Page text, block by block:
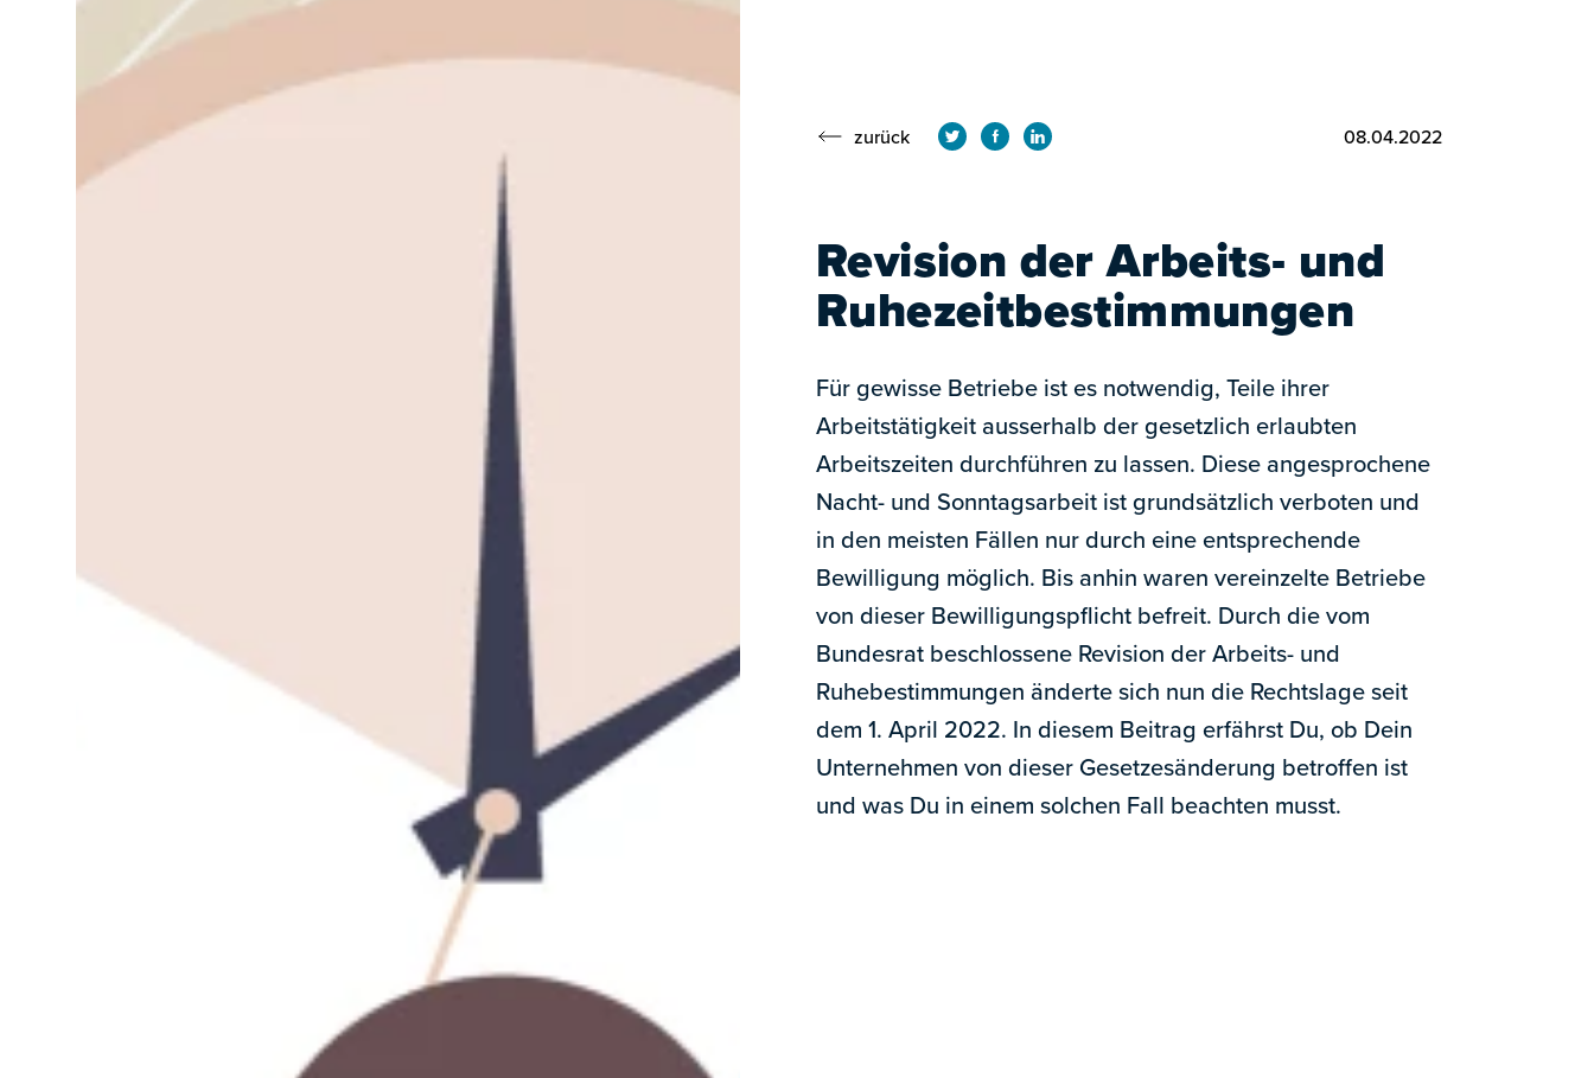
zurück 08.04.2022
Revision der Arbeits- und
Ruhezeitbestimmungen
Für gewisse Betriebe ist es notwendig, Teile ihrer
Arbeitstätigkeit ausserhalb der gesetzlich erlaubten
Arbeitszeiten durchführen zu lassen. Diese angesprochene
Nacht- und Sonntagsarbeit ist grundsätzlich verboten und
in den meisten Fällen nur durch eine entsprechende
Bewilligung möglich. Bis anhin waren vereinzelte Betriebe
von dieser Bewilligungspflicht befreit. Durch die vom
Bundesrat beschlossene Revision der Arbeits- und
Ruhebestimmungen änderte sich nun die Rechtslage seit
dem 1. April 2022. In diesem Beitrag erfährst Du, ob Dein
Unternehmen von dieser Gesetzesänderung betroffen ist
und was Du in einem solchen Fall beachten musst.